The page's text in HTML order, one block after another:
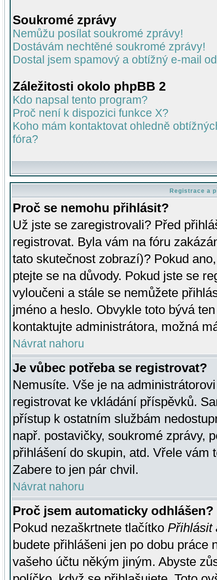
Soukromé zprávy
Nemůžu posílat soukromé zprávy!
Dostávám nechtěné soukromé zprávy!
Dostal jsem spamový a obtížný e-mail
Záležitosti okolo phpBB 2
Kdo napsal tento program?
Proč není k dispozici funkce X?
Koho mám kontaktovat ohledně
fóra?
Registrace a
Proč se nemohu přihlásit?
Už jste se zaregistrovali? Před
registrovat. Byla vám na fóru
tato skutečnost zobrazí)? Pokud
ptejte se na důvody. Pokud jste se
vyloučeni a stále se nemůžete
jméno a heslo. Obvykle toto bývá
kontaktujte administrátora, možná
Návrat nahoru
Je vůbec potřeba se registrovat?
Nemusíte. Vše je na
registrovat ke vkládání příspěvků.
přístup k ostatním službám
např. postavičky, soukromé zprávy,
přihlášení do skupin, atd. Vřele vám
Zabere to jen pár chvil.
Návrat nahoru
Proč jsem automaticky odhlášen?
Pokud nezaškrtnete tlačítko Přihlásit
budete přihlášeni jen po dobu práce
vašeho účtu někým jiným. Abyste